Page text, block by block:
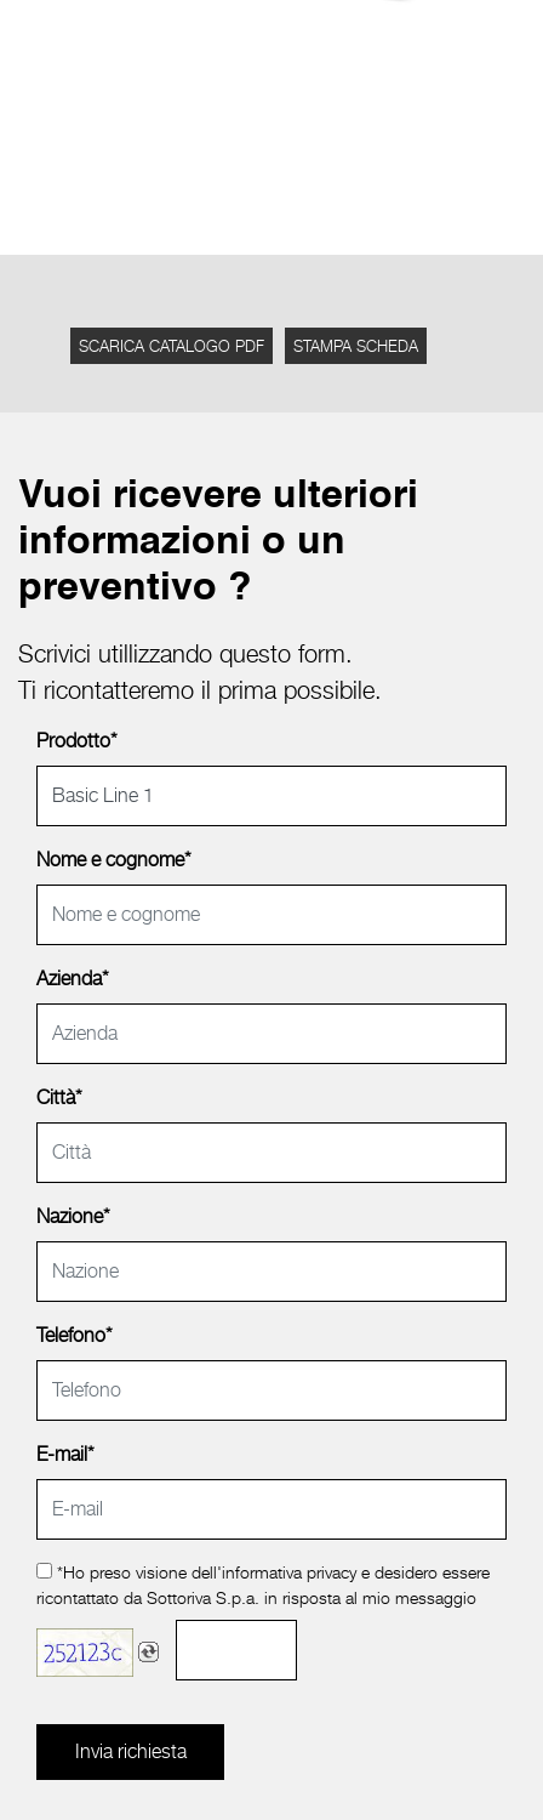
SCARICA CATALOGO PDF STAMPA SCHEDA
Vuoi ricevere ulteriori
informazioni o un
preventivo ?
Scrivici utillizzando questo form.
Ti ricontatteremo il prima possibile.
Prodotto*
Nome e cognome*
Azienda*
Città*
Nazione*
Telefono*
E-mail*
*Ho preso visione dell'informativa privacye desidero essere
ricontattato da Sottoriva S.p.a. in risposta al mio messaggio
Invia richiesta